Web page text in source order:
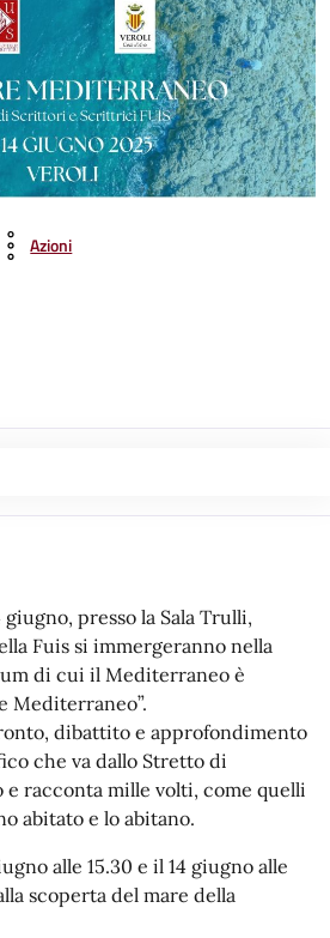
Azioni
giugno, presso la Sala Trulli,
Fuis si immergeranno nella
di cui il Mediterraneo è
Mediterraneo”.
dibattito e approfondimento
che va dallo Stretto di
racconta mille volti, come quelli
abitato e lo abitano.
alle 15.30 e il 14 giugno alle
scoperta del mare della